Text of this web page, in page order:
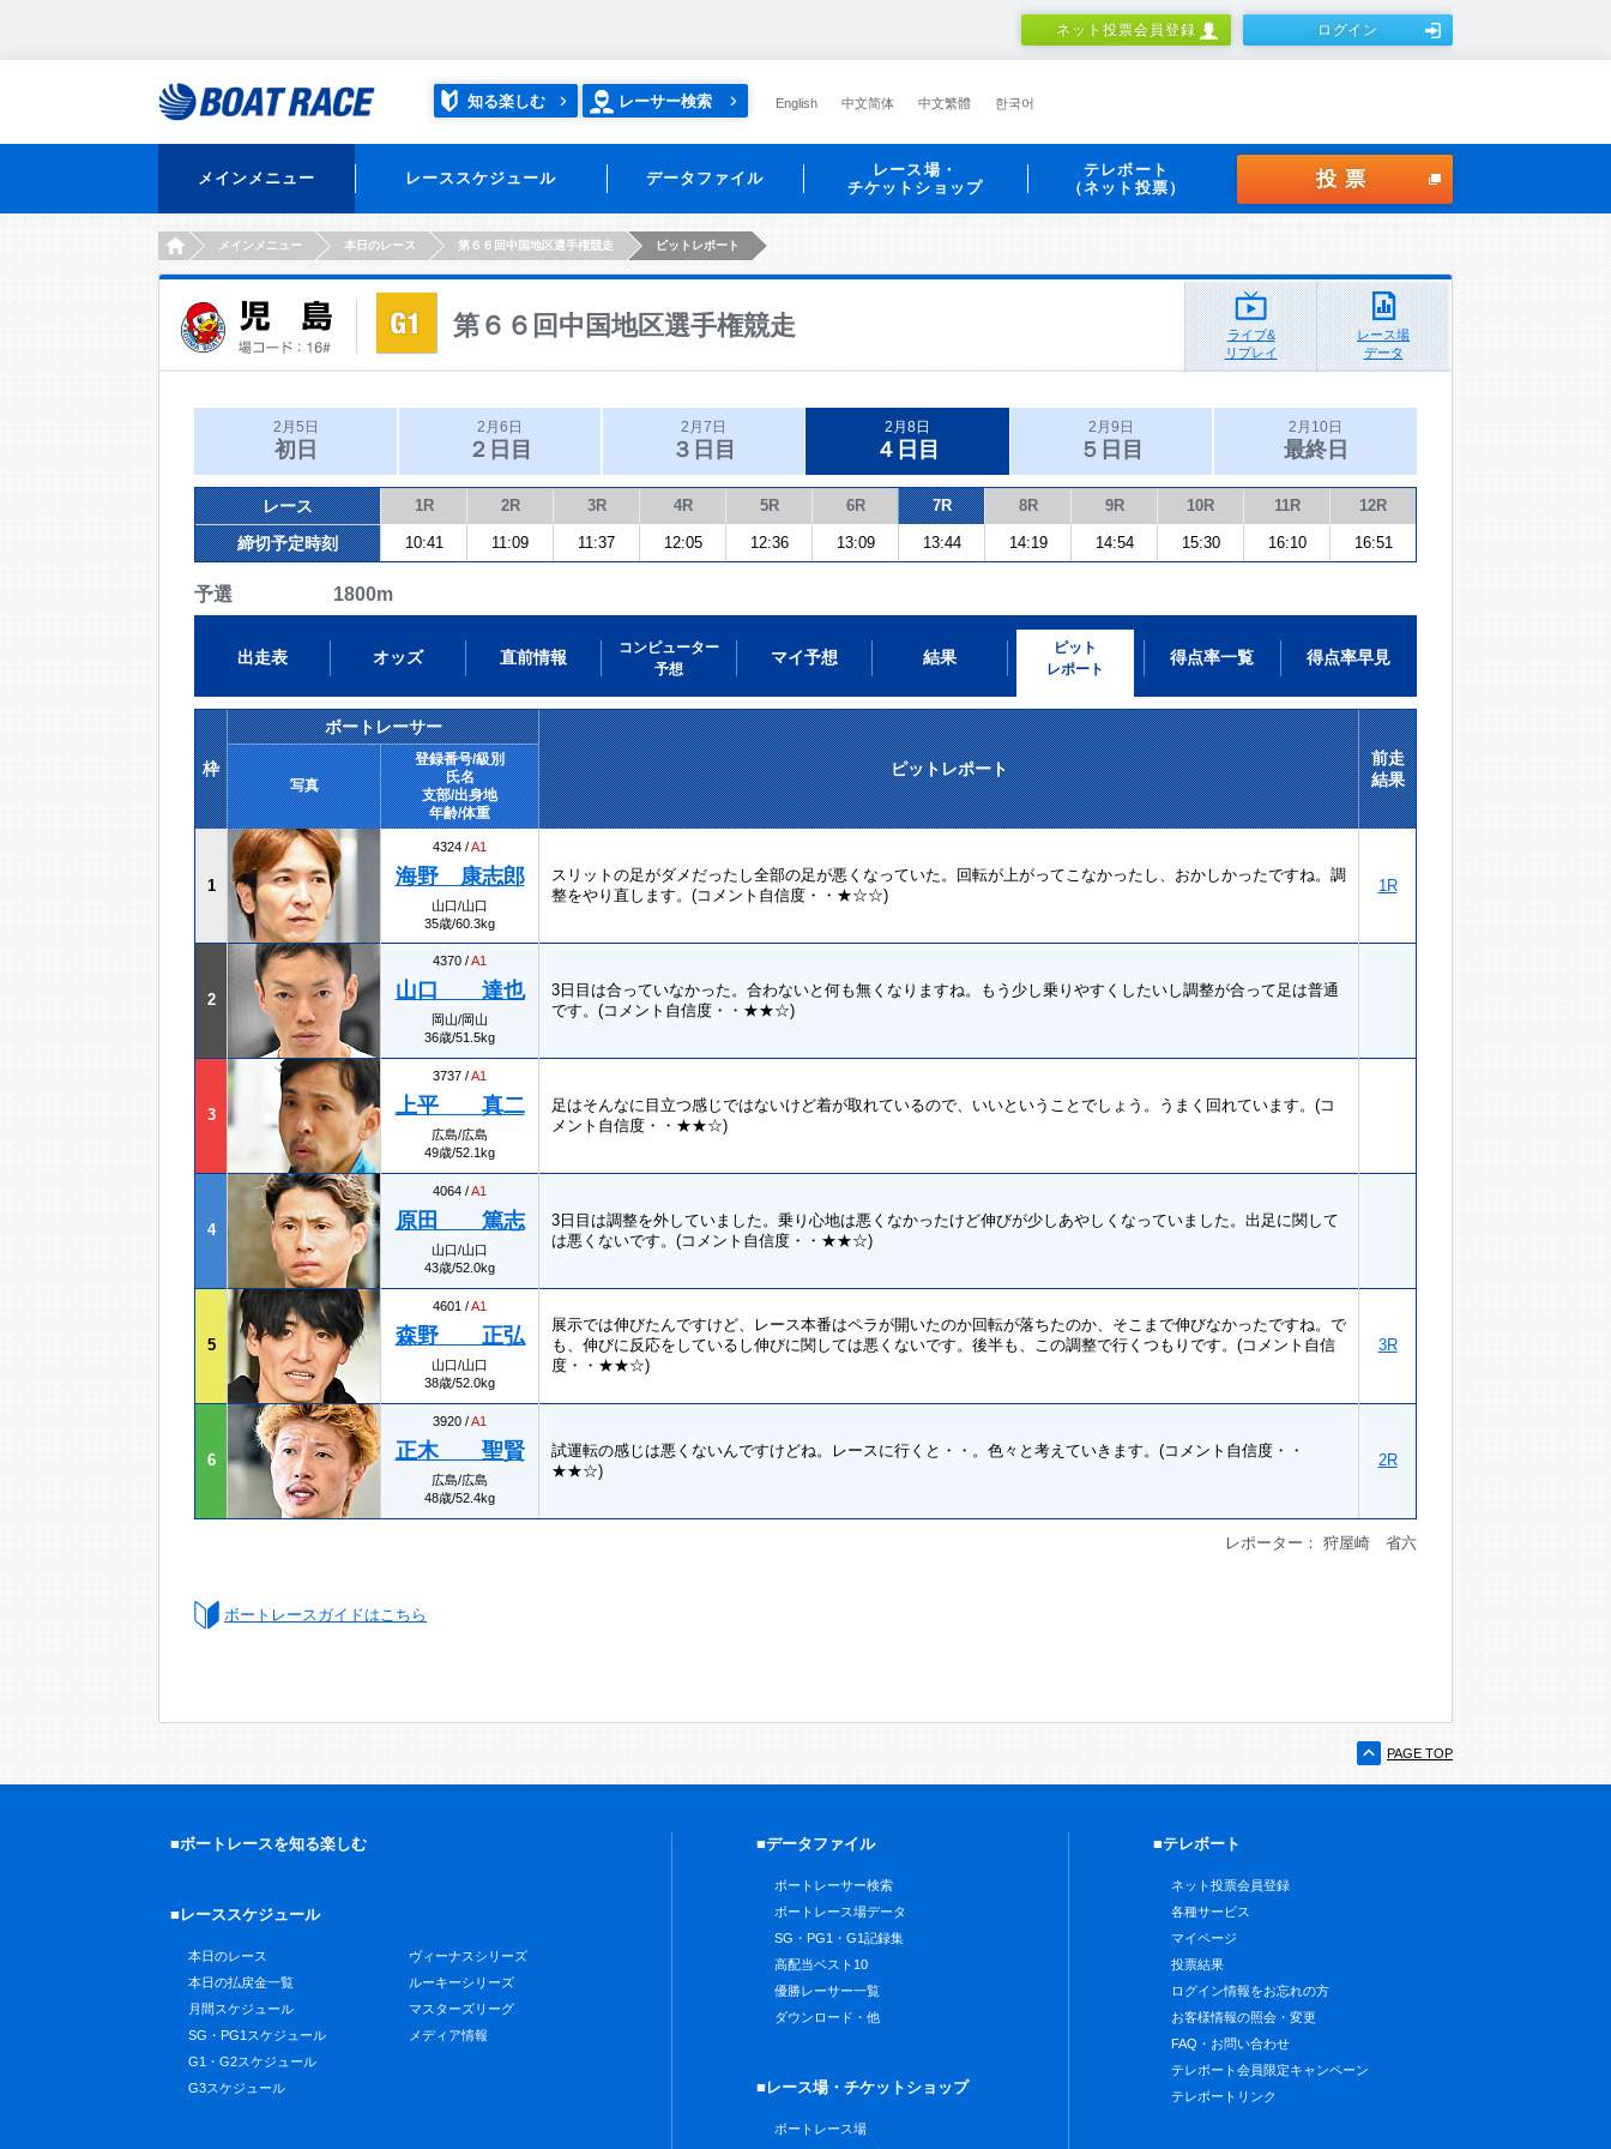
ネット投票会員登録 ログイン
知る楽しむ レーサー検索 English 中文简体 中文繁體 한국어
メインメニュー レーススケジュール データファイル
レース場・
チケットショップ
テレボート
（ネット投票）
投票
HOMEメインメニュー 本日のレース 第６６回中国地区選手権競走 ピットレポート
第６６回中国地区選手権競走
ライブ&
リプレイ
レース場
データ
2月5日
初日
2月6日
２日目
2月7日
３日目
2月8日
４日目
2月9日
５日目
2月10日
最終日
レース 1R 2R 3R 4R 5R 6R 7R 8R 9R 10R 11R 12R
締切予定時刻 10:41 11:09 11:37 12:05 12:36 13:09 13:44 14:19 14:54 15:30 16:10 16:51
予選 1800m
出走表 オッズ 直前情報
コンピューター
予想
マイ予想 結果
ピット
レポート
得点率一覧 得点率早見
枠
ボートレーサー
ピットレポート
前走
結果
写真
登録番号/級別
氏名
支部/出身地
年齢/体重
1
4324 /A1
海野 康志郎
山口/山口
35歳/60.3kg
スリットの足がダメだったし全部の足が悪くなっていた。回転が上がってこなかったし、おかしかったですね。調
整をやり直します。(コメント自信度・・★☆☆)
1R
2
4370 /A1
山口 達也
岡山/岡山
36歳/51.5kg
3日目は合っていなかった。合わないと何も無くなりますね。もう少し乗りやすくしたいし調整が合って足は普通
です。(コメント自信度・・★★☆)
3
3737 /A1
上平 真二
広島/広島
49歳/52.1kg
足はそんなに目立つ感じではないけど着が取れているので、いいということでしょう。うまく回れています。(コ
メント自信度・・★★☆)
4
4064 /A1
原田 篤志
山口/山口
43歳/52.0kg
3日目は調整を外していました。乗り心地は悪くなかったけど伸びが少しあやしくなっていました。出足に関して
は悪くないです。(コメント自信度・・★★☆)
5
4601 /A1
森野 正弘
山口/山口
38歳/52.0kg
展示では伸びたんですけど、レース本番はペラが開いたのか回転が落ちたのか、そこまで伸びなかったですね。で
も、伸びに反応をしているし伸びに関しては悪くないです。後半も、この調整で行くつもりです。(コメント自信
度・・★★☆)
3R
6
3920 /A1
正木 聖賢
広島/広島
48歳/52.4kg
試運転の感じは悪くないんですけどね。レースに行くと・・。色々と考えていきます。(コメント自信度・・
★★☆)
2R
レポーター： 狩屋崎 省六
ボートレースガイドはこちら
PAGE TOP
■ボートレースを知る楽しむ
■レーススケジュール
本日のレース
本日の払戻金一覧
月間スケジュール
SG・PG1スケジュール
G1・G2スケジュール
G3スケジュール
ヴィーナスシリーズ
ルーキーシリーズ
マスターズリーグ
メディア情報
■データファイル
ボートレーサー検索
ボートレース場データ
SG・PG1・G1記録集
高配当ベスト10
優勝レーサー一覧
ダウンロード・他
■レース場・チケットショップ
ボートレース場
■テレボート
ネット投票会員登録
各種サービス
マイページ
投票結果
ログイン情報をお忘れの方
お客様情報の照会・変更
FAQ・お問い合わせ
テレボート会員限定キャンペーン
テレボートリンク